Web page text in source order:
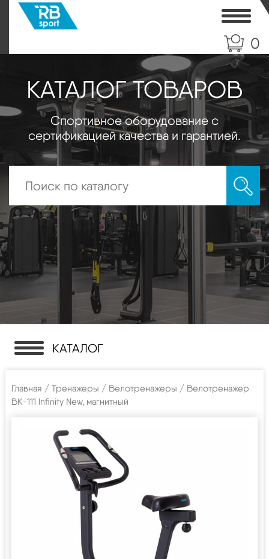
0
КАТАЛОГ ТОВАРОВ
Спортивное оборудование с
сертификацией качества и гарантией.
КАТАЛОГ
Главная / Тренажеры / Велотренажеры / Велотренажер
BK-111 Infinity New, магнитный